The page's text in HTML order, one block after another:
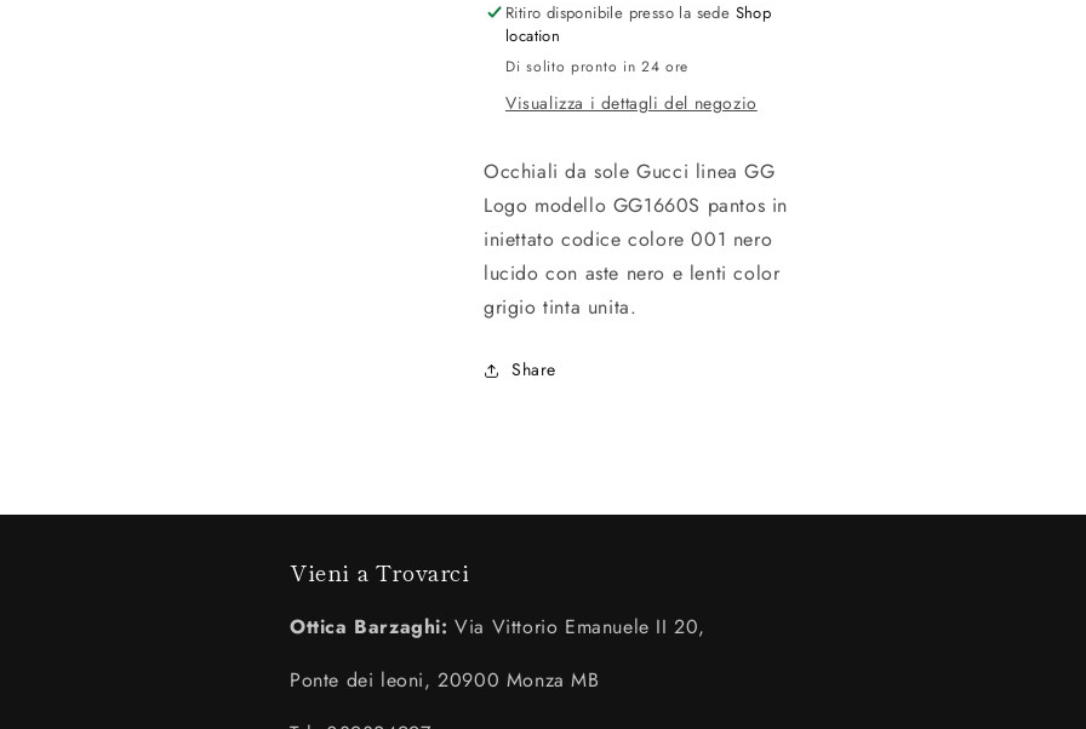
Ritiro disponibile presso la sede Shop
location
Di solito pronto in 24 ore
Visualizza i dettagli del negozio
Occhiali da sole Gucci linea GG
Logo modello GG1660S pantos in
iniettato codice colore 001 nero
lucido con aste nero e lenti color
grigio tinta unita.
Share
Vieni a Trovarci
Ottica Barzaghi: Via Vittorio Emanuele II 20,
Ponte dei leoni, 20900 Monza MB